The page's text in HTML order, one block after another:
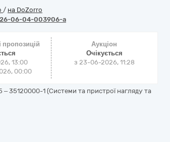
/ на DoZorro
06-04-003906-a
пропозицій
13:00
00:00
Аукціон
Очікується
з 23-06-2026, 11:28
35120000-1 (Системи та пристрої нагляду та